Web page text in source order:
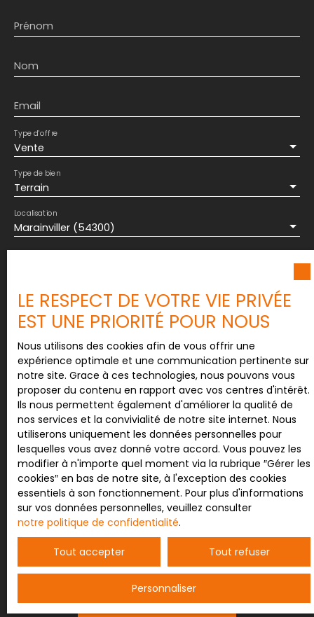
Prénom
Nom
Email
Vente
Type d'offre
Terrain
Type de bien
Marainviller (54300)
Localisation
Surface min (m²)
J'accepte le traitement de mes données
personnelles conformément au RGPD. Si vous ne
souhaitez pas faire l'objet de prospection
commerciale par voie téléphonique, vous pouvez
vous inscrire gratuitement sur la liste d'opposition
au démarchage téléphonique, prévu par l'article
L223-1 du code de la consommation, sur le site
Internet www.bloctel.gouv.fr ou par courrier
adressé à :
Société Worldline, Service Bloctel, CS 61311, 41013
BLOIS CEDEX.
Pour en savoir plus sur le traitement de vos
données personnelles, veuillez consulter notre
politique de confidentialité.
LE RESPECT DE VOTRE VIE PRIVÉE
EST UNE PRIORITÉ POUR NOUS
Nous utilisons des cookies afin de vous offrir une
expérience optimale et une communication pertinente sur
notre site. Grace à ces technologies, nous pouvons vous
proposer du contenu en rapport avec vos centres d'intérêt.
Ils nous permettent également d'améliorer la qualité de
nos services et la convivialité de notre site internet. Nous
utiliserons uniquement les données personnelles pour
lesquelles vous avez donné votre accord. Vous pouvez les
modifier à n'importe quel moment via la rubrique ″Gérer les
cookies″ en bas de notre site, à l'exception des cookies
essentiels à son fonctionnement. Pour plus d'informations
sur vos données personnelles, veuillez consulter
notre politique de confidentialité.
Tout accepter Tout refuser
Personnaliser